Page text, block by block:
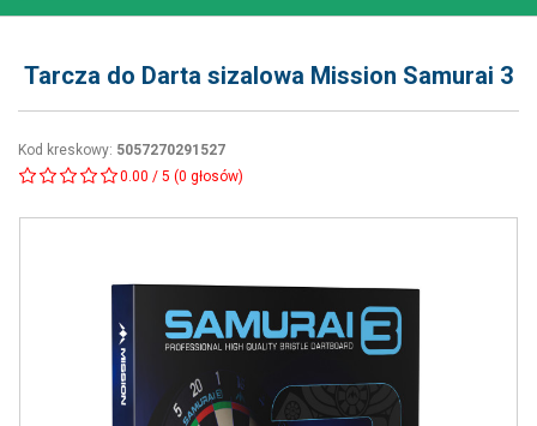
Tarcza do Darta sizalowa Mission Samurai 3
Kod kreskowy: 5057270291527
0.00 / 5 (0 głosów)